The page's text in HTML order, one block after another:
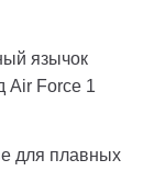
язычок
Air Force 1
для плавных